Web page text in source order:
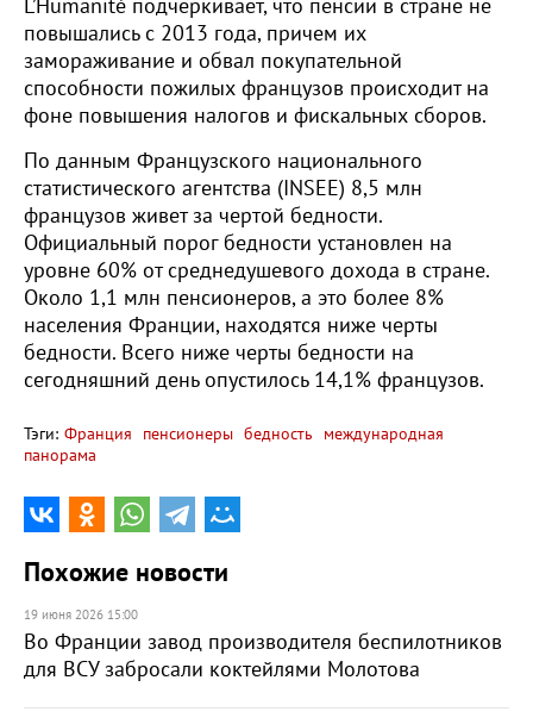
L’Humanité подчеркивает, что пенсии в стране не
повышались с 2013 года, причем их
замораживание и обвал покупательной
способности пожилых французов происходит на
фоне повышения налогов и фискальных сборов.
По данным Французского национального
статистического агентства (INSEE) 8,5 млн
французов живет за чертой бедности.
Официальный порог бедности установлен на
уровне 60% от среднедушевого дохода в стране.
Около 1,1 млн пенсионеров, а это более 8%
населения Франции, находятся ниже черты
бедности. Всего ниже черты бедности на
сегодняшний день опустилось 14,1% французов.
Тэги: Франция пенсионеры бедность
международная
панорама
Похожие новости
19 июня 2026 15:00
Во Франции завод производителя беспилотников
для ВСУ забросали коктейлями Молотова